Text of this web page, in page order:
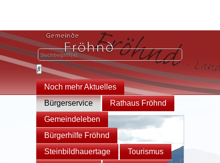
Noch mehr Aktuelles
Bürgerservice
Rathaus Fröhnd
Gemeindeleben
Bürgerhilfe Fröhnd
Steinbildhauertage
Tourismus